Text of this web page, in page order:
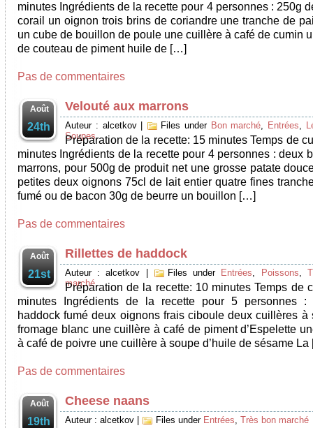
minutes Ingrédients de la recette pour 4 personnes : 250g
corail un oignon trois brins de coriandre une tranche de
un cube de bouillon de poule une cuillère à café de cumin
de couteau de piment huile de […]
Pas de commentaires
Août
24th
Velouté aux marrons
Auteur : alcetkov| Files under Bon marché, Entrées,
Soupes
Préparation de la recette: 15 minutes Temps de
minutes Ingrédients de la recette pour 4 personnes : deux
marrons, pour 500g de produit net une grosse patate
petites deux oignons 75cl de lait entier quatre fines
fumé ou de bacon 30g de beurre un bouillon […]
Pas de commentaires
Août
21st
Rillettes de haddock
Auteur : alcetkov Files under Entrées, Poissons,
marché
Préparation de la recette: 10 minutes Temps de
minutes Ingrédients de la recette pour 5 personnes :
haddock fumé deux oignons frais ciboule deux cuillères à
fromage blanc une cuillère à café de piment d’Espelette
à café de poivre une cuillère à soupe d’huile de sésame
Pas de commentaires
Août
19th
Cheese naans
Auteur : alcetkov Files under Entrées, Très bon marché